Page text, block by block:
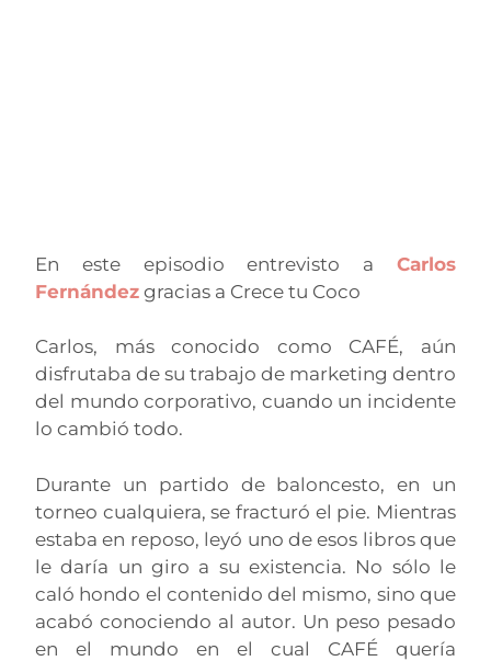
En este episodio entrevisto a Carlos
Fernández gracias a Crece tu Coco
Carlos, más conocido como CAFÉ, aún
disfrutaba de su trabajo de marketing dentro
del mundo corporativo, cuando un incidente
lo cambió todo.
Durante un partido de baloncesto, en un
torneo cualquiera, se fracturó el pie. Mientras
estaba en reposo, leyó uno de esos libros que
le daría un giro a su existencia. No sólo le
caló hondo el contenido del mismo, sino que
acabó conociendo al autor. Un peso pesado
en el mundo en el cual CAFÉ quería